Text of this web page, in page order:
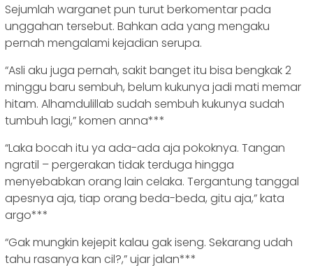
Sejumlah warganet pun turut berkomentar pada
unggahan tersebut. Bahkan ada yang mengaku
pernah mengalami kejadian serupa.
“Asli aku juga pernah, sakit banget itu bisa bengkak 2
minggu baru sembuh, belum kukunya jadi mati memar
hitam. Alhamdulillab sudah sembuh kukunya sudah
tumbuh lagi,” komen anna***
“Laka bocah itu ya ada-ada aja pokoknya. Tangan
ngratil – pergerakan tidak terduga hingga
menyebabkan orang lain celaka. Tergantung tanggal
apesnya aja, tiap orang beda-beda, gitu aja,” kata
argo***
“Gak mungkin kejepit kalau gak iseng. Sekarang udah
tahu rasanya kan cil?,” ujar jalan***